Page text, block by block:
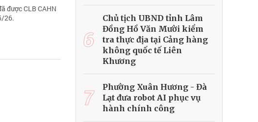
được CLB CAHN
26.
6
Chủ tịch UBND tỉnh Lâm
Đồng Hồ Văn Mười kiểm
tra thực địa tại Cảng hàng
không quốc tế Liên
Khương
7
Phường Xuân Hương - Đà
Lạt đưa robot AI phục vụ
hành chính công